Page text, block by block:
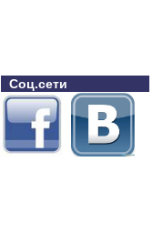
Соц.сети